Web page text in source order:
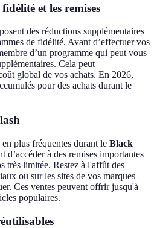
et les remises
des réductions supplémentaires
de fidélité. Avant d’effectuer vos
d’un programme qui peut vous
Cela peut
global de vos achats. En 2026,
pour des achats durant le
plus fréquentes durant le Black
d’accéder à des remises importantes
très limitée. Restez à l'affût des
ou sur les sites de vos marques
Ces ventes peuvent offrir jusqu'à
populaires.